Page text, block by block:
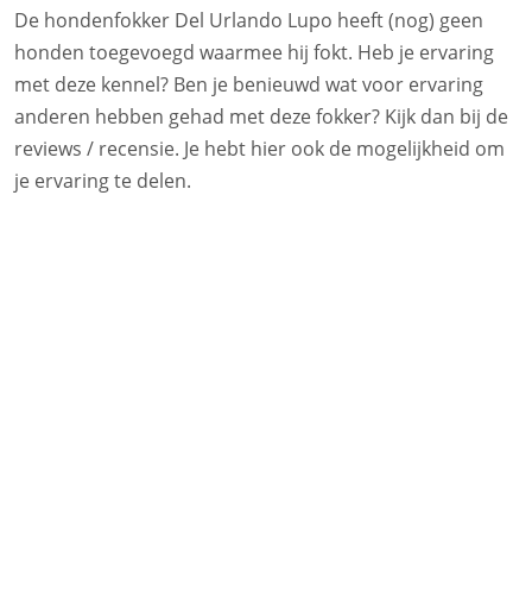
De hondenfokker Del Urlando Lupo heeft (nog) geen
honden toegevoegd waarmee hij fokt. Heb je ervaring
met deze kennel? Ben je benieuwd wat voor ervaring
anderen hebben gehad met deze fokker? Kijk dan bij de
reviews / recensie. Je hebt hier ook de mogelijkheid om
je ervaring te delen.